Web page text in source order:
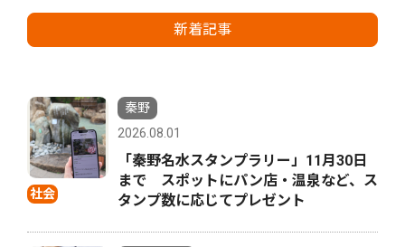
新着記事
社会
秦野
2026.08.01
「秦野名水スタンプラリー」11月30日
まで スポットにパン店・温泉など、ス
タンプ数に応じてプレゼント